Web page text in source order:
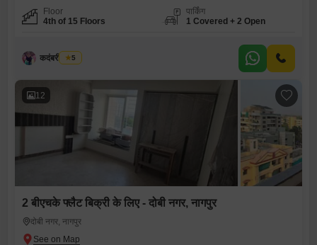
Floor
4th of 15 Floors
पार्किंग
1 Covered + 2 Open
कदंबरी मेश्राम
5
12
2 बीएचके फ्लैट बिक्री के लिए - दोबी नगर, नागपुर
दोबी नगर, नागपुर